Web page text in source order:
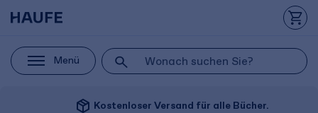
Menü
package_2 Kostenloser Versand für alle Bücher.